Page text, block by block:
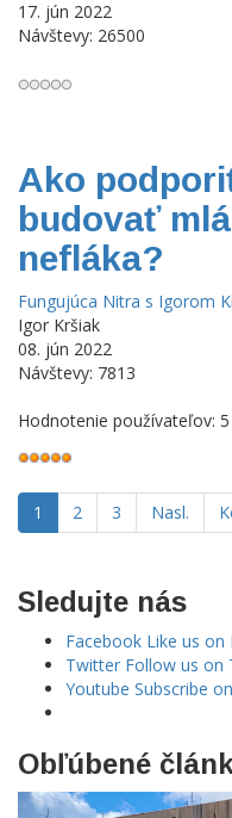
17. jún 2022
Návštevy: 26500
Ako
budovať
nefláka?
Fungujúca Nitra s Igorom
Igor Kršiak
08. jún 2022
Návštevy: 7813
Hodnotenie používateľov: 5
1 2 3 Nasl.
Sledujte nás
Facebook Like us on
Twitter Follow us on
Youtube Subscribe
Obľúbené